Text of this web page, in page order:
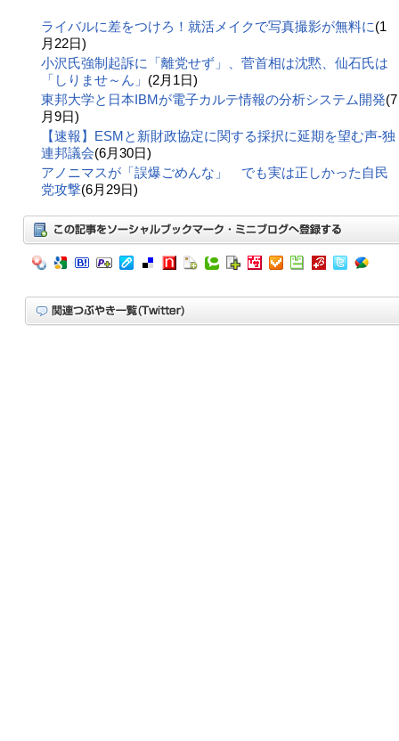
ライバルに差をつけろ！就活メイクで写真撮影が無料に(1
月22日)
小沢氏強制起訴に「離党せず」、菅首相は沈黙、仙石氏は
「しりませ～ん」 (2月1日)
東邦大学と日本IBMが電子カルテ情報の分析システム開発(7
月9日)
【速報】ESMと新財政協定に関する採択に延期を望む声-独
連邦議会(6月30日)
アノニマスが「誤爆ごめんな」 でも実は正しかった自民
党攻撃(6月29日)